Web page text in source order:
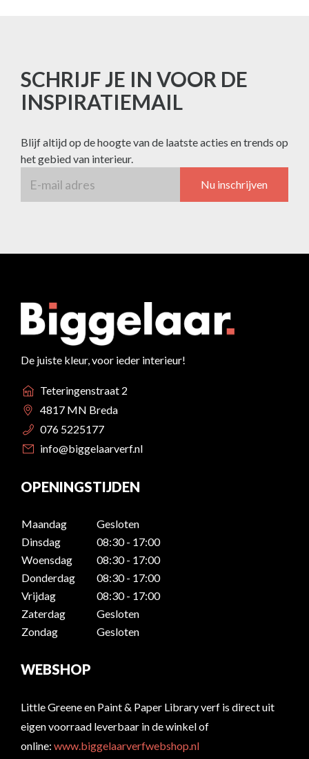
SCHRIJF JE IN VOOR DE
INSPIRATIEMAIL
Blijf altijd op de hoogte van de laatste acties en trends op
het gebied van interieur.
Nu inschrijven
De juiste kleur, voor ieder interieur!
Teteringenstraat 2
4817 MN Breda
076 5225177
info@biggelaarverf.nl
OPENINGSTIJDEN
Maandag
Gesloten
Dinsdag
08:30 - 17:00
Woensdag
08:30 - 17:00
Donderdag
08:30 - 17:00
Vrijdag
08:30 - 17:00
Zaterdag
Gesloten
Zondag
Gesloten
WEBSHOP
Little Greene en Paint & Paper Library verf is direct uit
eigen voorraad leverbaar in de winkel of
online: www.biggelaarverfwebshop.nl